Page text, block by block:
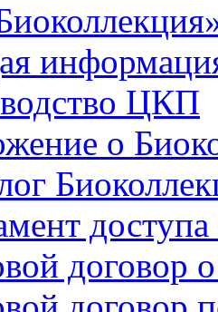
ЦКП
о
договор